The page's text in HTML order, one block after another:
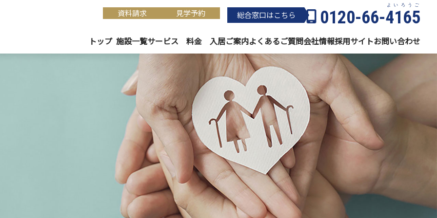
資料請求 見学予約 総合窓⼝はこちら 0120-66-4165
よいろうご
トップ 施設一覧サービス 料金 入居ご案内よくあるご質問会社情報採用サイトお問い合わせ